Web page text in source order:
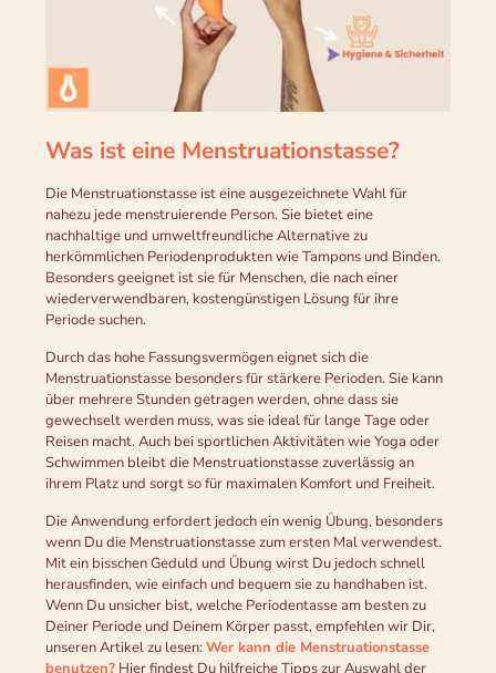
Was ist eine Menstruationstasse?
Die Menstruationstasse ist eine ausgezeichnete Wahl für
nahezu jede menstruierende Person. Sie bietet eine
nachhaltige und umweltfreundliche Alternative zu
herkömmlichen Periodenprodukten wie Tampons und Binden.
Besonders geeignet ist sie für Menschen, die nach einer
wiederverwendbaren, kostengünstigen Lösung für ihre
Periode suchen.
Durch das hohe Fassungsvermögen eignet sich die
Menstruationstasse besonders für stärkere Perioden. Sie kann
über mehrere Stunden getragen werden, ohne dass sie
gewechselt werden muss, was sie ideal für lange Tage oder
Reisen macht. Auch bei sportlichen Aktivitäten wie Yoga oder
Schwimmen bleibt die Menstruationstasse zuverlässig an
ihrem Platz und sorgt so für maximalen Komfort und Freiheit.
Die Anwendung erfordert jedoch ein wenig Übung, besonders
wenn Du die Menstruationstasse zum ersten Mal verwendest.
Mit ein bisschen Geduld und Übung wirst Du jedoch schnell
herausfinden, wie einfach und bequem sie zu handhaben ist.
Wenn Du unsicher bist, welche Periodentasse am besten zu
Deiner Periode und Deinem Körper passt, empfehlen wir Dir,
unseren Artikel zu lesen:Wer kann die Menstruationstasse